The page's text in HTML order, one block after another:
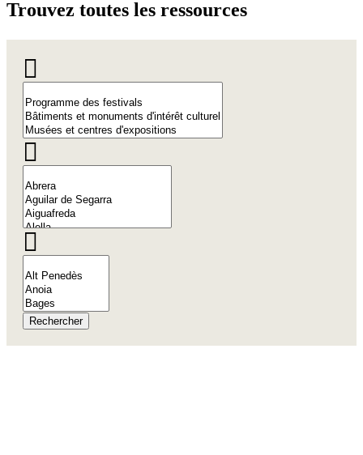
Trouvez toutes les ressources
Rechercher